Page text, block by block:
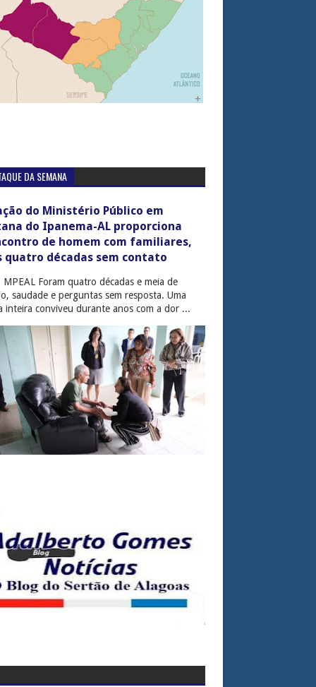
DA SEMANA
do Ministério Público em
do Ipanema-AL proporciona
de homem com familiares,
quatro décadas sem contato
MPEAL Foram quatro décadas e meia de
saudade e perguntas sem resposta. Uma
inteira conviveu durante anos com a dor ...